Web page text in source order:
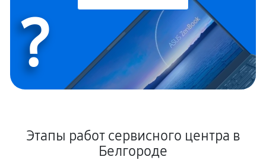
?
Этапы работ сервисного центра в
Белгороде